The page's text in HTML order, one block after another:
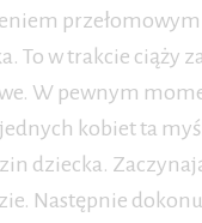
To w trakcie
W pewnym
kobiet ta
dziecka.
Następnie